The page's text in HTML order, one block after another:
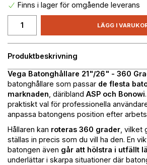
Finns i lager för omgående leverans
LÄGG I
Produktbeskrivning
Vega Batonghållare 21"/26" - 360
batonghållare som passar de flesta
marknaden , däribland ASP och Bonowi
praktiskt val för professionella
anpassa batongens position efter
Hållaren kan roteras 360 grader , vilket
ställas in precis som du vill ha den. En
batongen även går att hölstra i utfällt
underlättar i skarpa situationer där